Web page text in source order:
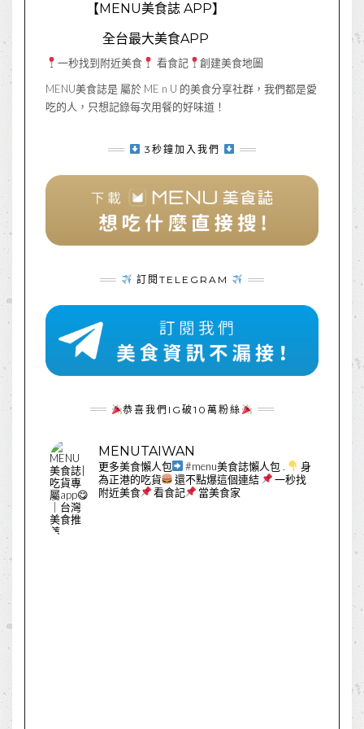
【MENU美食誌 APP】
全台最大美食APP
一秒找到附近美食 看食記
創建美食地圖
MENU美食誌是 屬於 ME n U 的美食分享社群，我們都是愛
吃的人，只想記錄每次用餐的好味道！
3秒鐘加入我們
訂閱TELEGRAM
恭喜我們IG破10萬粉絲
MENUTAIWAN
更多美食懶人包 #menu美食誌懶人包 .
身
為正港的吃貨
還不點爆這個連結
一秒找
附近美食
看食記 當美食家